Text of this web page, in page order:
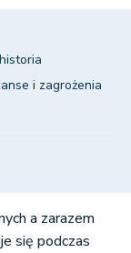
i zagrożenia
a zarazem
się podczas